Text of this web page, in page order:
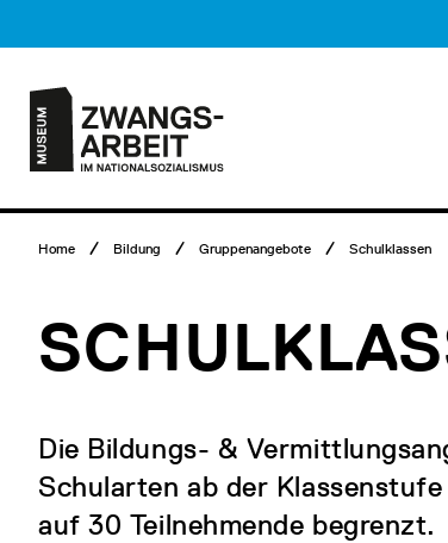
Inhalt
Hauptmenü
Logo
Museum
Zwangsarbeit
Nationalsozialismus
Breadcrumb
Home Bildung Gruppenangebote Schulklassen
Die Bildungs- &
Schularten ab der
auf 30 Teilnehmende begrenzt.